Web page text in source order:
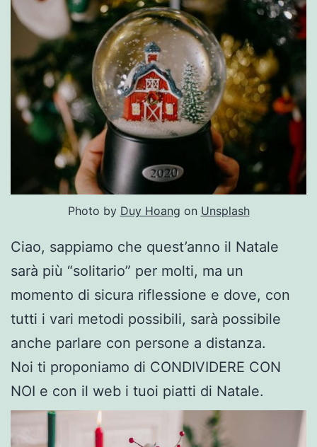
Photo by Duy Hoang on Unsplash
Ciao, sappiamo che quest’anno il Natale
sarà più “solitario” per molti, ma un
momento di sicura riflessione e dove, con
tutti i vari metodi possibili, sarà possibile
anche parlare con persone a distanza.
Noi ti proponiamo di CONDIVIDERE CON
NOI e con il web i tuoi piatti di Natale.